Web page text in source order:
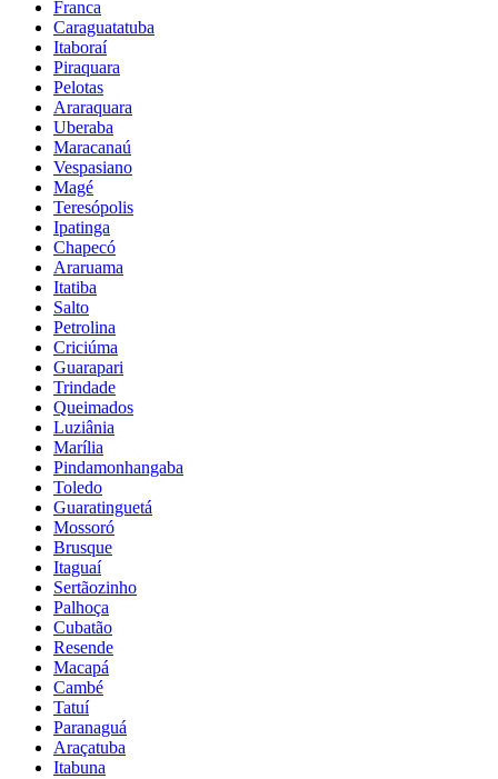
Franca
Caraguatatuba
Itaboraí
Piraquara
Pelotas
Araraquara
Uberaba
Maracanaú
Vespasiano
Magé
Teresópolis
Ipatinga
Chapecó
Araruama
Itatiba
Salto
Petrolina
Criciúma
Guarapari
Trindade
Queimados
Luziânia
Marília
Pindamonhangaba
Toledo
Guaratinguetá
Mossoró
Brusque
Itaguaí
Sertãozinho
Palhoça
Cubatão
Resende
Macapá
Cambé
Tatuí
Paranaguá
Araçatuba
Itabuna